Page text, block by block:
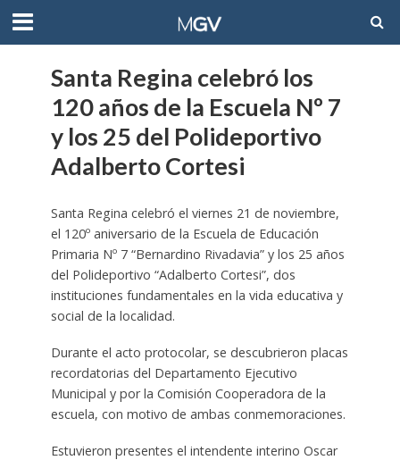
Santa Regina celebró los
120 años de la Escuela Nº 7
y los 25 del Polideportivo
Adalberto Cortesi
Santa Regina celebró el viernes 21 de noviembre,
el 120º aniversario de la Escuela de Educación
Primaria Nº 7 “Bernardino Rivadavia” y los 25 años
del Polideportivo “Adalberto Cortesi”, dos
instituciones fundamentales en la vida educativa y
social de la localidad.
Durante el acto protocolar, se descubrieron placas
recordatorias del Departamento Ejecutivo
Municipal y por la Comisión Cooperadora de la
escuela, con motivo de ambas conmemoraciones.
Estuvieron presentes el intendente interino Oscar